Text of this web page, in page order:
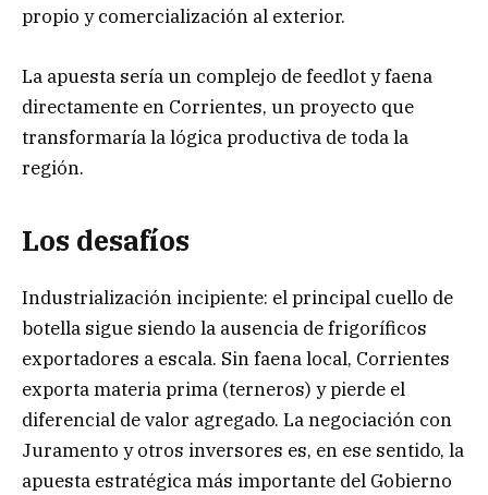
propio y comercialización al exterior.
La apuesta sería un complejo de feedlot y faena
directamente en Corrientes, un proyecto que
transformaría la lógica productiva de toda la
región.
Los desafíos
Industrialización incipiente: el principal cuello de
botella sigue siendo la ausencia de frigoríficos
exportadores a escala. Sin faena local, Corrientes
exporta materia prima (terneros) y pierde el
diferencial de valor agregado. La negociación con
Juramento y otros inversores es, en ese sentido, la
apuesta estratégica más importante del Gobierno